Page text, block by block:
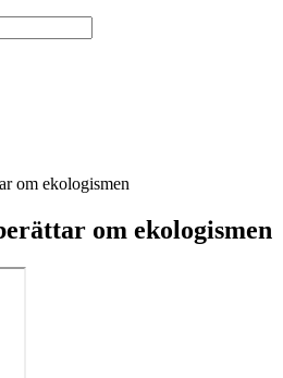
om ekologismen
om ekologismen